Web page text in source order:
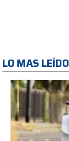
LO MAS LEÍDO